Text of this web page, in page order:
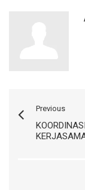
Previous